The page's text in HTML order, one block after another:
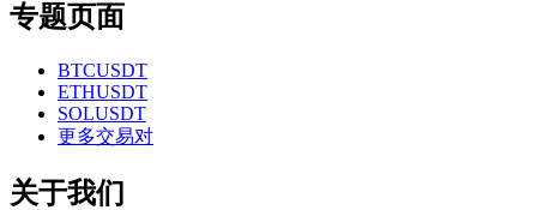
专题页面
BTCUSDT
ETHUSDT
SOLUSDT
更多交易对
关于我们